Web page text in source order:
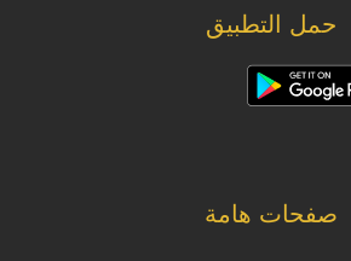
حمل التطبيق
صفحات هامة